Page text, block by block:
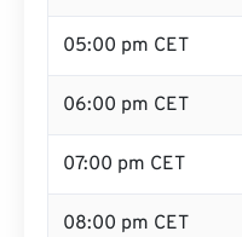
05:00 pm CET
06:00 pm CET
07:00 pm CET
08:00 pm CET